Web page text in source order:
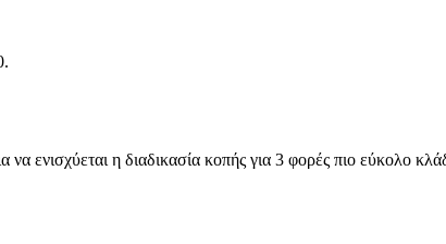
ενισχύεται η διαδικασία κοπής για 3 φορές πιο εύκολο